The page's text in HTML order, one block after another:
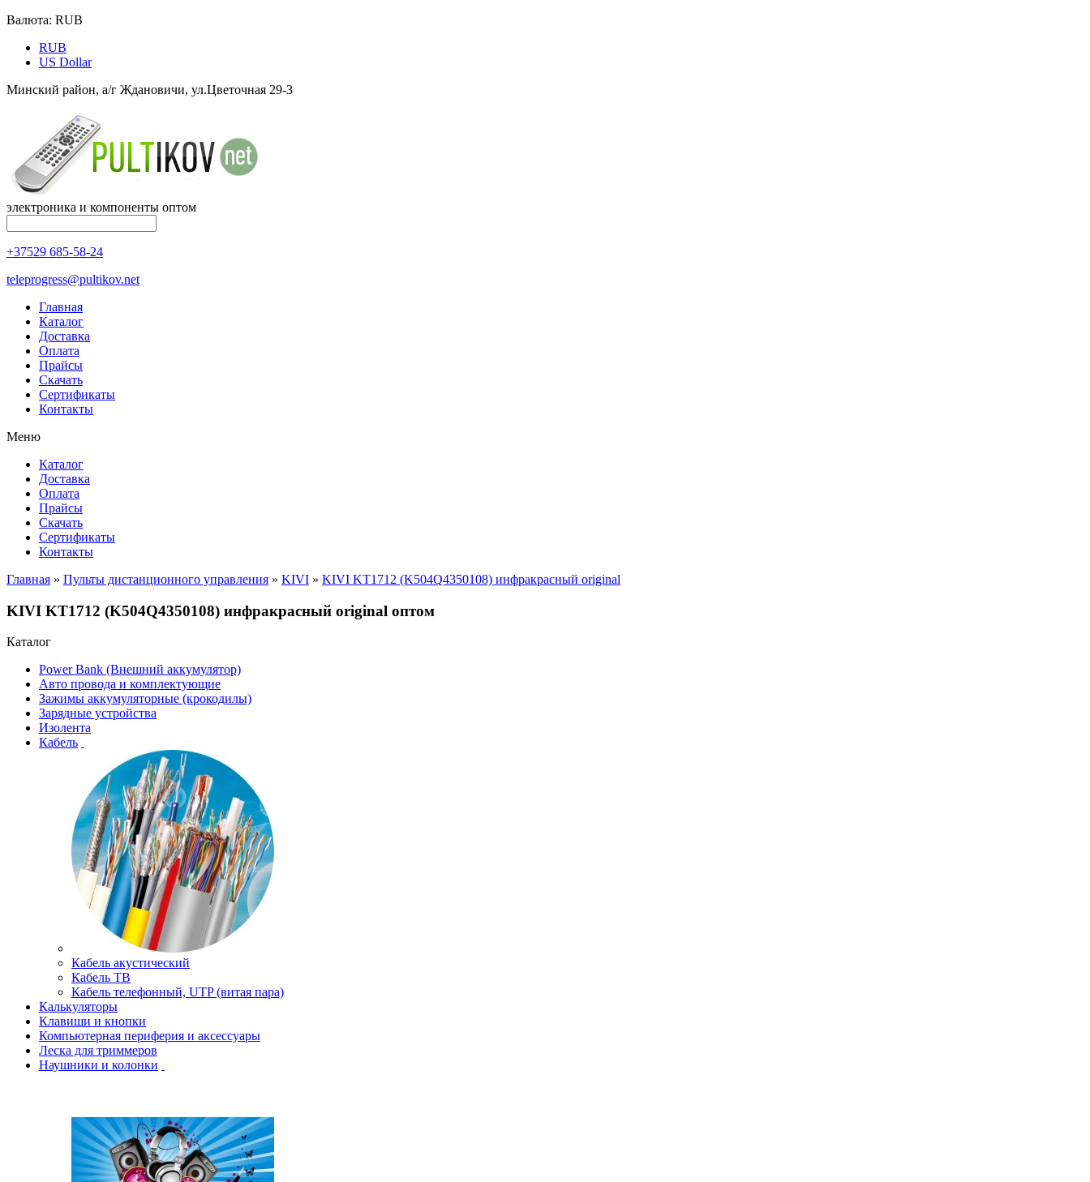
Валюта: RUB
RUB
US Dollar
Минский район, а/г Ждановичи, ул.Цветочная 29-3
электроника и компоненты оптом
+37529 685-58-24
teleprogress@pultikov.net
Главная
Каталог
Доставка
Оплата
Прайсы
Cкачать
Сертификаты
Контакты
Меню
Каталог
Доставка
Оплата
Прайсы
Cкачать
Сертификаты
Контакты
Главная » Пульты дистанционного управления » KIVI » KIVI KT1712 (K504Q4350108) инфракрасный original
KIVI KT1712 (K504Q4350108) инфракрасный original оптом
Каталог
Power Bank (Внешний аккумулятор)
Авто провода и комплектующие
Зажимы аккумуляторные (крокодилы)
Зарядные устройства
Изолента
Кабель
Кабель акустический
Кабель ТВ
Кабель телефонный, UTP (витая пара)
Калькуляторы
Клавиши и кнопки
Компьютерная периферия и аксессуары
Леска для триммеров
Наушники и колонки